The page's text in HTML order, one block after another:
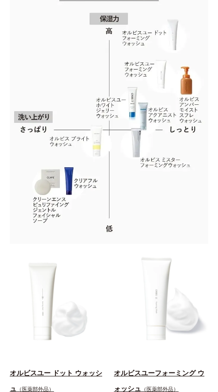
オルビスユー ドット ウォッシ
ュ （医薬部外品）
オルビスユーフォーミング ウ
ォッシュ （医薬部外品）